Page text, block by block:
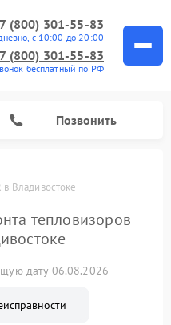
(800) 301-55-83
с 10:00 до 20:00
(800) 301-55-83
бесплатный по РФ
Позвонить
Владивостоке
тепловизоров
дату 06.08.2026